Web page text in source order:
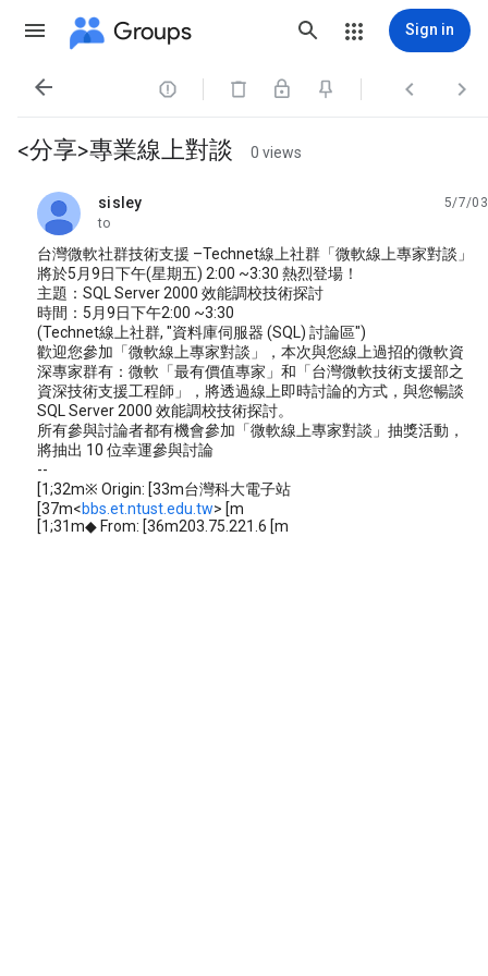
Groups Sign in
   
<分享>專業線上對談 0 views
sisley
unread,
5/7/03
to
台灣微軟社群技術支援 –Technet線上社群「微軟線上專家對談」
將於5月9日下午(星期五) 2:00 ~3:30 熱烈登場！
主題：SQL Server 2000 效能調校技術探討
時間：5月9日下午2:00 ~3:30
(Technet線上社群, "資料庫伺服器 (SQL) 討論區")
歡迎您參加「微軟線上專家對談」，本次與您線上過招的微軟資
深專家群有：微軟「最有價值專家」和「台灣微軟技術支援部之
資深技術支援工程師」，將透過線上即時討論的方式，與您暢談
SQL Server 2000 效能調校技術探討。
所有參與討論者都有機會參加「微軟線上專家對談」抽獎活動，
將抽出 10 位幸運參與討論
--
[1;32m※ Origin: [33m台灣科大電子站
[37m<bbs.et.ntust.edu.tw> [m
[1;31m◆ From: [36m203.75.221.6 [m